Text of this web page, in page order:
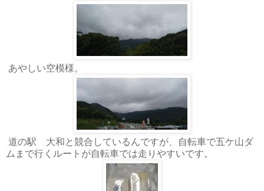
あやしい空模様。
道の駅 大和と競合しているんですが、自転車で五ケ山ダ
ムまで行くルートが自転車では走りやすいです。